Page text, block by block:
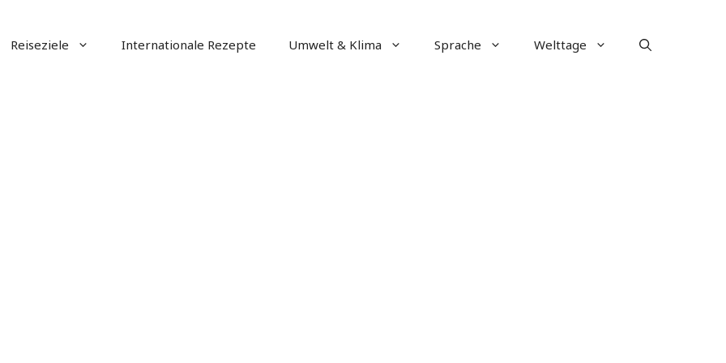
Reiseziele Internationale Rezepte Umwelt & Klima Sprache Welttage